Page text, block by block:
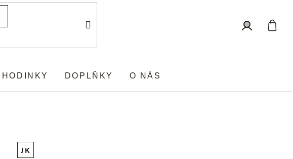
HODINKY DOPLŇKY O NÁS
JK